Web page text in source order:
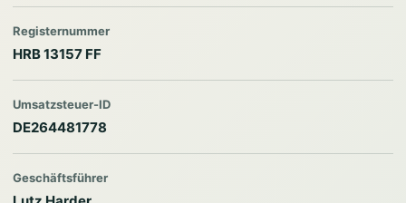
Registernummer
HRB 13157 FF
Umsatzsteuer-ID
DE264481778
Geschäftsführer